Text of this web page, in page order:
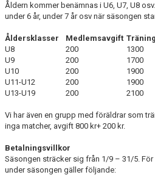
REKRYTERING OCH ÖVERGÅNGAR
SÄSONGSAVGIFT
GÅVOKONTO
REHAB
AKTIVITETER/LÄGER
FOTOGRAFERING
Åldern kommer benämnas i U6, U7, U8
under 6 år, under 7 år osv när säsongen
Åldersklasser Medlemsavgift
U8
200
1300
U9
200
1700
U10
200
1900
U11-U12
200
1900
U13-U19
200 2100
Vi har även en grupp med föräldrar som
inga matcher, avgift 800 kr+ 200 kr.
Betalningsvillkor
Säsongen sträcker sig från 1/9 – 31/5.
under säsongen gäller följande: